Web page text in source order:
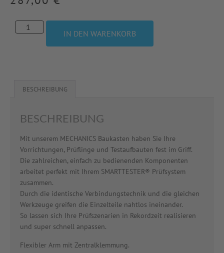
IN DEN WARENKORB
BESCHREIBUNG
BESCHREIBUNG
Mit unserem MECHANICS Baukasten haben Sie Ihre
Vorrichtungen, Prüflinge und Testaufbauten fest im Griff.
Die zahlreichen, einfach zu bedienenden Komponenten
arbeitet perfekt mit Ihrem SMARTTESTER® Prüfsystem
zusammen.
Durch die identische Verbindungstechnik und die gleichen
Werkzeuge greifen die Einzelteile nahtlos ineinander.
So lassen sich Ihre Prüfszenarien in Rekordzeit realisieren
und super schnell anpassen.
Flexibler Arm mit Zentralklemmung.